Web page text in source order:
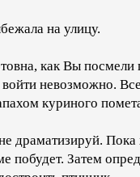
на улицу.
как Вы посмели
невозможно.
куриного
драматизируй. Пока
побудет. Затем